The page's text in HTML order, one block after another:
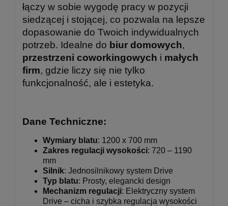
łączy w sobie wygodę pracy w pozycji
siedzącej i stojącej, co pozwala na lepsze
dopasowanie do Twoich indywidualnych
potrzeb. Idealne do biur domowych,
przestrzeni coworkingowych i małych
firm, gdzie liczy się nie tylko
funkcjonalność, ale i estetyka.
Dane Techniczne:
Wymiary blatu: 1200 x 700 mm
Zakres regulacji wysokości: 720 – 1190
mm
Silnik: Jednosilnikowy system Drive
Typ blatu: Prosty, elegancki design
Mechanizm regulacji: Elektryczny system
Drive – cicha i szybka regulacja wysokości